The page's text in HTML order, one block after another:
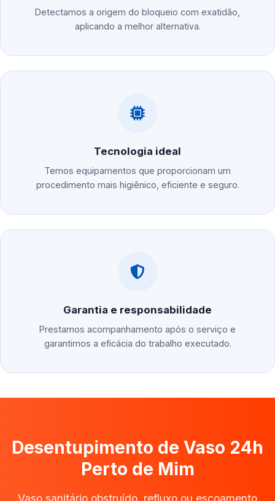
Detectamos a origem do bloqueio com exatidão,
aplicando a melhor alternativa.
Tecnologia ideal
Temos equipamentos que proporcionam um
procedimento mais higiênico, eficiente e seguro.
Garantia e responsabilidade
Prestamos acompanhamento após o serviço e
garantimos a eficácia do trabalho executado.
Desentupimento de Vaso 24h
Perto de Mim
Vaso sanitário obstruído, refluxo ou escoamento